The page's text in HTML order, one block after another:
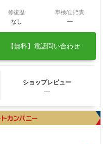
修復歴
なし
車検/自賠責
―
【無料】電話問い合わせ
ショップレビュー
―